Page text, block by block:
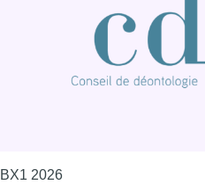
BX1 2026